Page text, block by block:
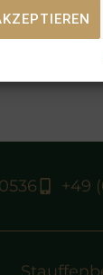
+49